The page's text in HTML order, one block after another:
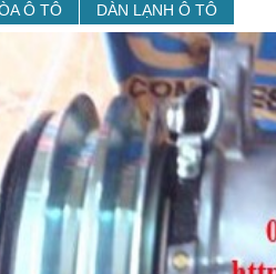
Ô TÔ DÀN LẠNH Ô TÔ